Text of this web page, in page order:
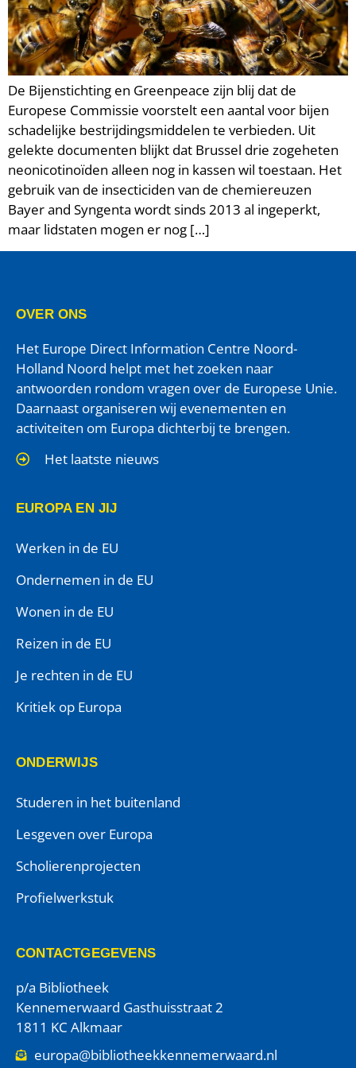
De Bijenstichting en Greenpeace zijn blij dat de
Europese Commissie voorstelt een aantal voor bijen
schadelijke bestrijdingsmiddelen te verbieden. Uit
gelekte documenten blijkt dat Brussel drie zogeheten
neonicotinoïden alleen nog in kassen wil toestaan. Het
gebruik van de insecticiden van de chemiereuzen
Bayer and Syngenta wordt sinds 2013 al ingeperkt,
maar lidstaten mogen er nog […]
OVER ONS
Het Europe Direct Information Centre Noord-
Holland Noord helpt met het zoeken naar
antwoorden rondom vragen over de Europese Unie.
Daarnaast organiseren wij evenementen en
activiteiten om Europa dichterbij te brengen.
Het laatste nieuws
EUROPA EN JIJ
Werken in de EU
Ondernemen in de EU
Wonen in de EU
Reizen in de EU
Je rechten in de EU
Kritiek op Europa
ONDERWIJS
Studeren in het buitenland
Lesgeven over Europa
Scholierenprojecten
Profielwerkstuk
CONTACTGEGEVENS
p/a Bibliotheek
Kennemerwaard Gasthuisstraat 2
1811 KC Alkmaar
europa@bibliotheekkennemerwaard.nl